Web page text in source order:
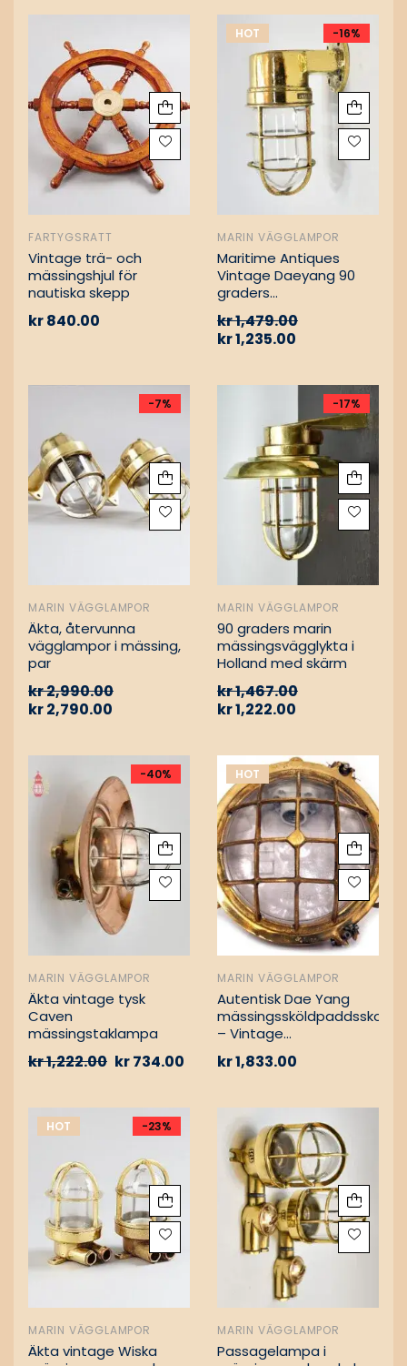
FARTYGSRATT
Vintage trä- och
mässingshjul för
nautiska skepp
kr840.00
HOT -16%
MARIN VÄGGLAMPOR
Maritime Antiques
Vintage Daeyang 90
graders
kr1,479.00
kr1,235.00
-7%
MARIN VÄGGLAMPOR
Äkta, återvunna
vägglampor i mässing,
par
kr2,990.00
kr2,790.00
-17%
MARIN VÄGGLAMPOR
90 graders marin
mässingsvägglykta i
Holland med skärm
kr1,467.00
kr1,222.00
-40%
MARIN VÄGGLAMPOR
Äkta vintage tysk
Caven
mässingstaklampa
kr1,222.00 kr734.00
HOT
MARIN VÄGGLAMPOR
Autentisk Dae Yang
– Vintage
kr1,833.00
HOT -23%
MARIN VÄGGLAMPOR
Äkta vintage Wiska
MARIN VÄGGLAMPOR
Passagelampa i